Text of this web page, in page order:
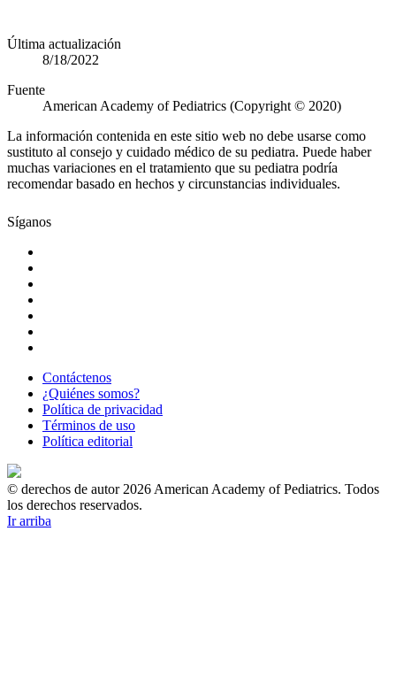
Última actualización
8/18/2022
Fuente
American Academy of Pediatrics (Copyright © 2020)
La información contenida en este sitio web no debe usarse como
sustituto al consejo y cuidado médico de su pediatra. Puede haber
muchas variaciones en el tratamiento que su pediatra podría
recomendar basado en hechos y circunstancias individuales.
Síganos
Contáctenos
¿Quiénes somos?
Política de privacidad
Términos de uso
Política editorial
© derechos de autor 2026 American Academy of Pediatrics. Todos
los derechos reservados.
Ir arriba